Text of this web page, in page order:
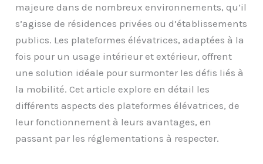
majeure dans de nombreux environnements, qu’il
s’agisse de résidences privées ou d’établissements
publics. Les plateformes élévatrices, adaptées à la
fois pour un usage intérieur et extérieur, offrent
une solution idéale pour surmonter les défis liés à
la mobilité. Cet article explore en détail les
différents aspects des plateformes élévatrices, de
leur fonctionnement à leurs avantages, en
passant par les réglementations à respecter.